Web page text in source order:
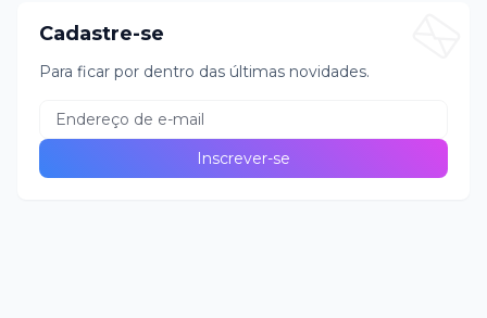
Cadastre-se
Para ficar por dentro das últimas novidades.